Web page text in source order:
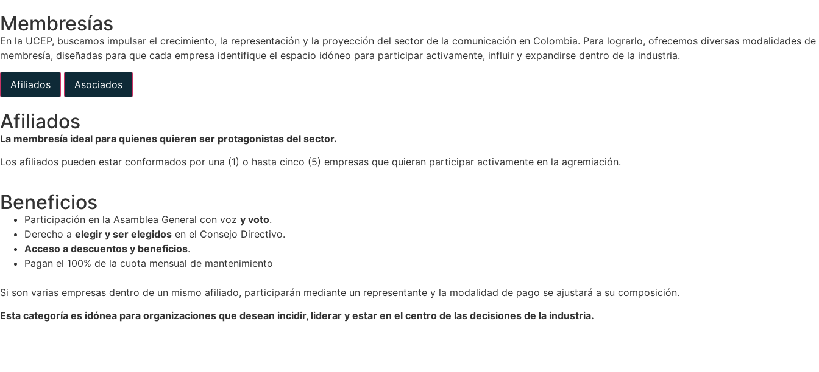
Membresías
En la UCEP, buscamos impulsar el crecimiento, la representación y la proyección del sector de la comunicación en Colombia. Para lograrlo, ofrecemos diversas modalidades de
membresía, diseñadas para que cada empresa identifique el espacio idóneo para participar activamente, influir y expandirse dentro de la industria.
Afiliados Asociados
Afiliados
La membresía ideal para quienes quieren ser protagonistas del sector.
Los afiliados pueden estar conformados por una (1) o hasta cinco (5) empresas que quieran participar activamente en la agremiación.
Beneficios
Participación en la Asamblea General con voz y voto.
Derecho a elegir y ser elegidos en el Consejo Directivo.
Acceso a descuentos y beneficios.
Pagan el 100% de la cuota mensual de mantenimiento
Si son varias empresas dentro de un mismo afiliado, participarán mediante un representante y la modalidad de pago se ajustará a su composición.
Esta categoría es idónea para organizaciones que desean incidir, liderar y estar en el centro de las decisiones de la industria.